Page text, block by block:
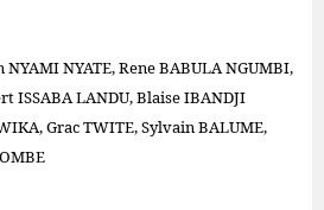
NYATE, Rene BABULA NGUMBI,
ISSABA LANDU, Blaise IBANDJI
Grac TWITE, Sylvain BALUME,